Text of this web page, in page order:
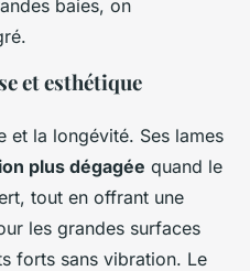
baies, on
et esthétique
et la longévité. Ses lames
plus dégagée quand le
tout en offrant une
les grandes surfaces
forts sans vibration. Le